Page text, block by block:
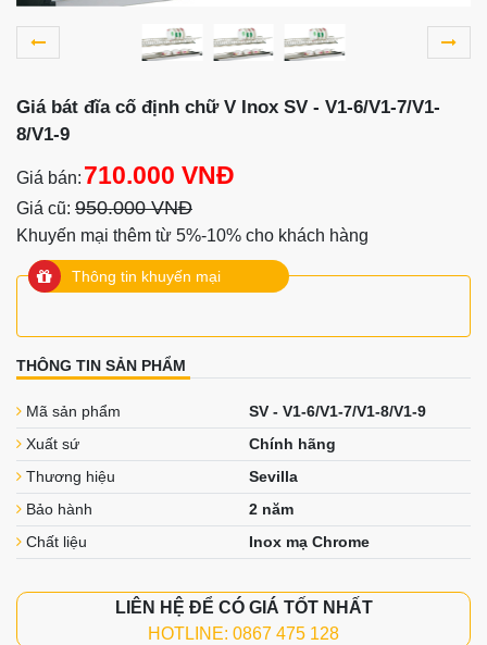
Giá bát đĩa cố định chữ V Inox SV - V1-6/V1-7/V1-
8/V1-9
Giá bán: 710.000 VNĐ
Giá cũ: 950.000 VNĐ
Khuyến mại thêm từ 5%-10% cho khách hàng
Thông tin khuyến mại
THÔNG TIN SẢN PHẨM
Mã sản phẩm
SV - V1-6/V1-7/V1-8/V1-9
Xuất sứ
Chính hãng
Thương hiệu
Sevilla
Bảo hành
2 năm
Chất liệu
Inox mạ Chrome
LIÊN HỆ ĐỂ CÓ GIÁ TỐT NHẤT
HOTLINE: 0867 475 128